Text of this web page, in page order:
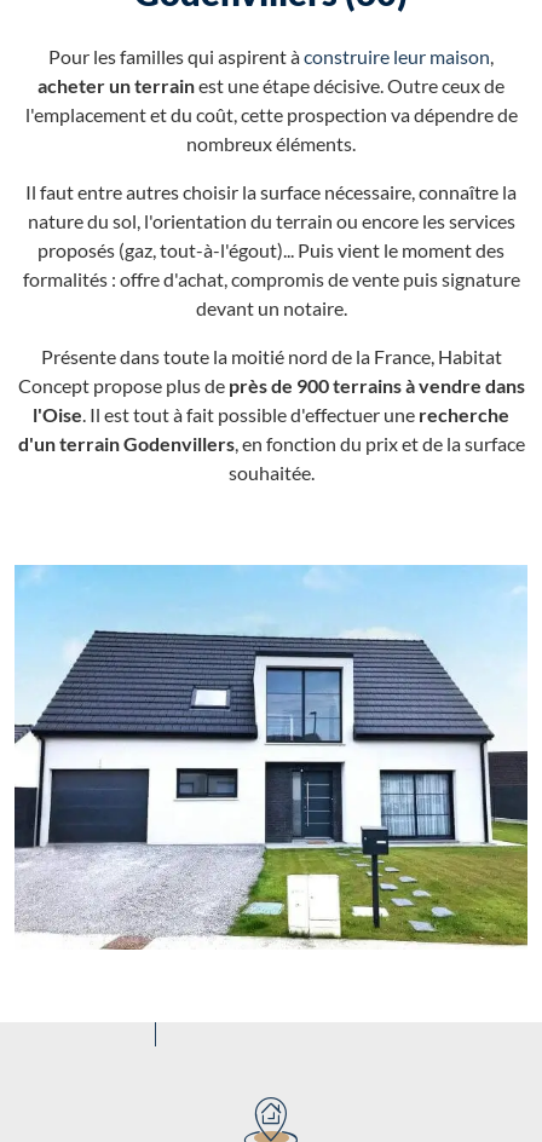
Pour les familles qui aspirent àconstruire leur maison,
acheter un terrainest une étape décisive. Outre ceux de
l'emplacement et du coût, cette prospection va dépendre de
nombreux éléments.
Il faut entre autres choisir la surface nécessaire, connaître la
nature du sol, l'orientation du terrain ou encore les services
proposés (gaz, tout-à-l'égout)... Puis vient le moment des
formalités : offre d'achat, compromis de vente puis signature
devant un notaire.
Présente dans toute la moitié nord de la France, Habitat
Concept propose plus de près de 900 terrains à vendre dans
l'Oise. Il est tout à fait possible d'effectuer une recherche
d'un terrain Godenvillers, en fonction du prix et de la surface
souhaitée.